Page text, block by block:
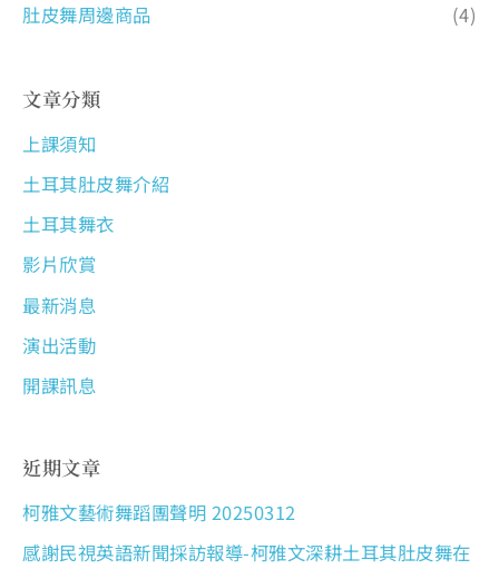
肚皮舞周邊商品
(4)
文章分類
上課須知
土耳其肚皮舞介紹
土耳其舞衣
影片欣賞
最新消息
演出活動
開課訊息
近期文章
柯雅文藝術舞蹈團聲明 20250312
感謝民視英語新聞採訪報導-柯雅文深耕土耳其肚皮舞在